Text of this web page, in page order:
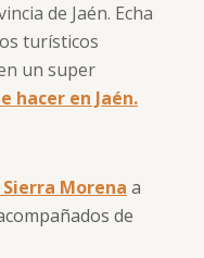
de Jaén. Echa
turísticos
un super
hacer en Jaén.
Morena a
de